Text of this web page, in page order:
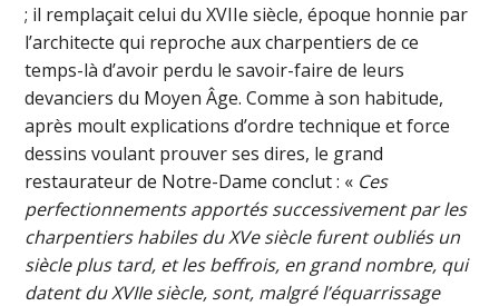
; il remplaçait celui du XVIIe siècle, époque honnie par
l’architecte qui reproche aux charpentiers de ce
temps-là d’avoir perdu le savoir-faire de leurs
devanciers du Moyen Âge. Comme à son habitude,
après moult explications d’ordre technique et force
dessins voulant prouver ses dires, le grand
restaurateur de Notre-Dame conclut : « Ces
perfectionnements apportés successivement par les
charpentiers habiles du XVe siècle furent oubliés un
siècle plus tard, et les beffrois, en grand nombre, qui
datent du XVIIe siècle, sont, malgré l’équarrissage